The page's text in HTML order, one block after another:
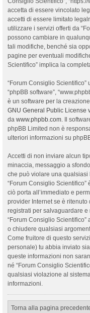
accetta di essere vincolato
accetti di essere limitato
utilizzare i servizi offerti da
possono cambiare in
tali modifiche, benché sia
pagine per eventuali
Scientifico” implica la
“Forum Consiglio Scientifico”
“phpBB software”,
è un software per la
GNU General Public License
da www.phpbb.com. Il
phpBB Limited non è
ulteriori informazioni su
Accetti di non inviare alcun
minaccia, messaggio a
che può violare una qualsiasi
“Forum Consiglio
ciò porta all’immediato e
provider Internet se è
registrati per salvaguardare
“Forum Consiglio
o chiudere qualsiasi
Come fruitore di questo
personale) tu abbia inviato
queste informazioni non
né “Forum Consiglio
qualsiasi violazione al
informazioni.
Torna alla pagina